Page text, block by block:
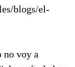
blogs/el-
no voy a